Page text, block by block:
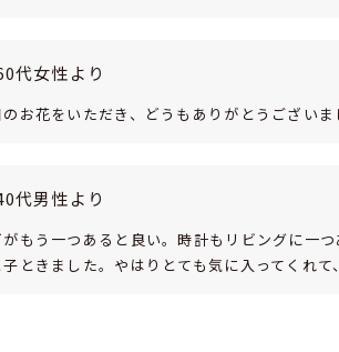
代女性より
お花をいただき、どうもありがとうござい
代男性より
もう一つあると良い。時計もリビングに一
ときました。やはりとても気に入ってくれて